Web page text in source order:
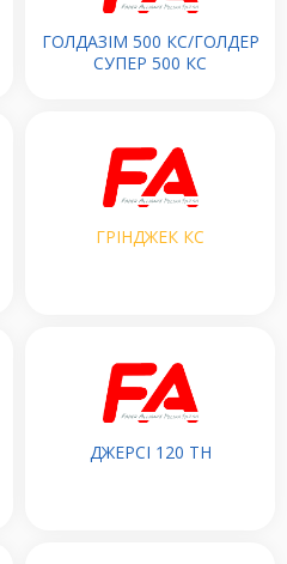
ГОЛДАЗІМ 500 КС/ГОЛДЕР
СУПЕР 500 КС
ГРІНДЖЕК КС
ДЖЕРСІ 120 ТН